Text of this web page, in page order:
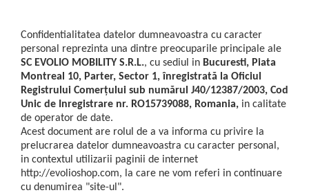
Confidentialitatea datelor dumneavoastra cu caracter
personal reprezinta una dintre preocuparile principale ale
SC EVOLIO MOBILITY S.R.L., cu sediul in Bucuresti, Piata
Montreal 10, Parter, Sector 1, înregistrată la Oficiul
Registrului Comerţului sub numărul J40/12387/2003, Cod
Unic de Inregistrare nr. RO15739088, Romania, in calitate
de operator de date.
Acest document are rolul de a va informa cu privire la
prelucrarea datelor dumneavoastra cu caracter personal,
in contextul utilizarii paginii de internet
http://evolioshop.com, la care ne vom referi in continuare
cu denumirea "site-ul".